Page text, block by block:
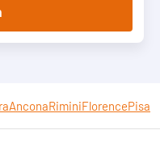
AnconaRiminiFlorencePisa